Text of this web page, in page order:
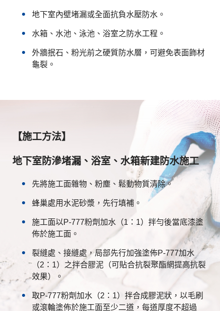
地下室內壁堵漏或全面抗負水壓防水。
水箱、水池、泳池、浴室之防水工程。
外牆抿石、粉光前之硬質防水層，可避免表面飾材
龜裂。
【施工方法】
地下室防滲堵漏、浴室、水箱新建防水施工
先將施工面雜物、粉塵、鬆動物質清除。
蜂巢處用水泥砂漿，先行填補。
施工面以P-777粉劑加水（1：1）拌勻後當底漆塗
佈於施工面。
裂縫處、接縫處，局部先行加強塗佈P-777加水
（2：1）之拌合膠泥（可貼合抗裂聚酯網提高抗裂
效果）。
取P-777粉劑加水（2：1）拌合成膠泥狀，以毛刷
或滾輪塗佈於施工面至少二道，每道厚度不超過